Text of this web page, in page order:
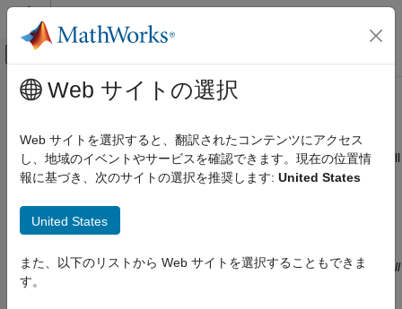
コンテンツへスキップ
オフキャンバス ナビゲーション メ
ドキュメンテーションのホーム
コード検証
Polyspace Bug Finder
Polyspace Bug Finder の結果
MISRA C:2023 命令およびルール
メインコンテンツ
MISRA C:2023 Rule 15.6
The body of an iteration-statement or a selection-statement shall
be a compound statement
このページをすべて展開する
説明
The body of an iteration-statement or a selection-statement shall
be a compound- statement
Web サイトの選択
Web サイトを選択すると、翻訳されたコンテンツにアクセス
し、地域のイベントやサービスを確認できます。現在の位置情
報に基づき、次のサイトの選択を推奨します: United States
United States
また、以下のリストから Web サイトを選択することもできま
す。